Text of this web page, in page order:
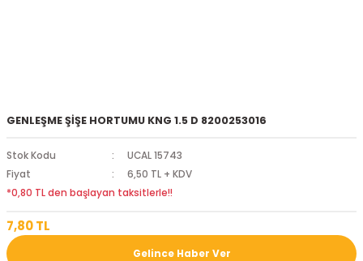
GENLEŞME ŞİŞE HORTUMU KNG 1.5 D 8200253016
Stok Kodu
UCAL 15743
Fiyat
6,50 TL + KDV
*0,80 TL den başlayan taksitlerle!!
7,80 TL
Gelince Haber Ver